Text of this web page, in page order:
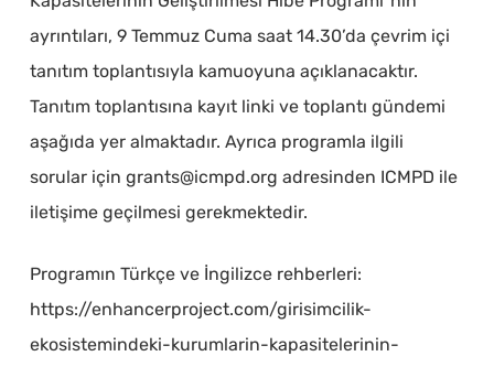
ayrıntıları, 9 Temmuz Cuma saat 14.30’da çevrim içi
tanıtım toplantısıyla kamuoyuna açıklanacaktır.
Tanıtım toplantısına kayıt linki ve toplantı gündemi
aşağıda yer almaktadır. Ayrıca programla ilgili
sorular için grants@icmpd.org adresinden ICMPD ile
iletişime geçilmesi gerekmektedir.
Programın Türkçe ve İngilizce rehberleri:
https://enhancerproject.com/girisimcilik-
ekosistemindeki-kurumlarin-kapasitelerinin-